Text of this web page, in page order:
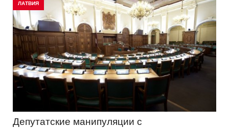
ЛАТВИЯ
Депутатские манипуляции с